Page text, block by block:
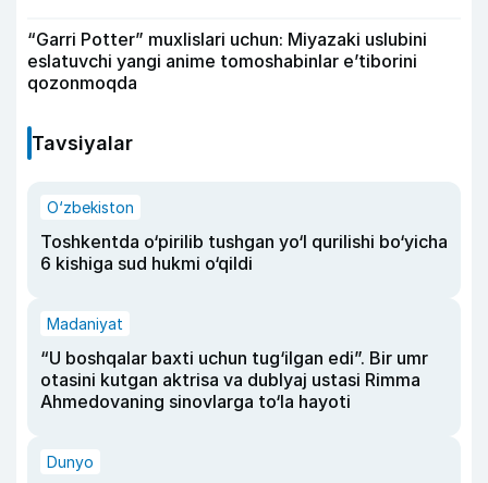
“Garri Potter” muxlislari uchun: Miyazaki uslubini
eslatuvchi yangi anime tomoshabinlar e’tiborini
qozonmoqda
Tavsiyalar
O‘zbekiston
Toshkentda o‘pirilib tushgan yo‘l qurilishi bo‘yicha
6 kishiga sud hukmi o‘qildi
Madaniyat
“U boshqalar baxti uchun tug‘ilgan edi”. Bir umr
otasini kutgan aktrisa va dublyaj ustasi Rimma
Ahmedovaning sinovlarga to‘la hayoti
Dunyo